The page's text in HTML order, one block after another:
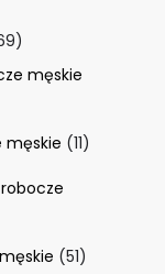
69
produktów
męskie
męskie 1111
5151